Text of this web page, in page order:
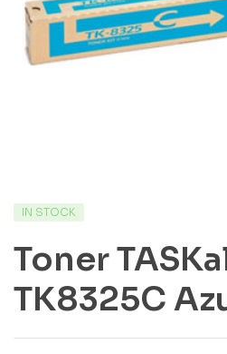
IN STOCK
Toner
TK8325C